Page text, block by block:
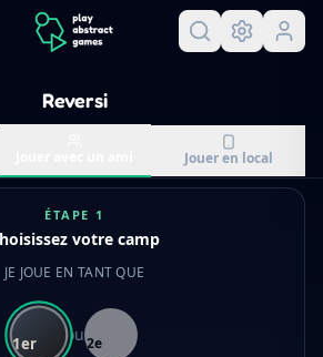
Reversi
Jouer en local
ÉTAPE 1
votre camp
JE JOUE EN TANT QUE
1er ou2e